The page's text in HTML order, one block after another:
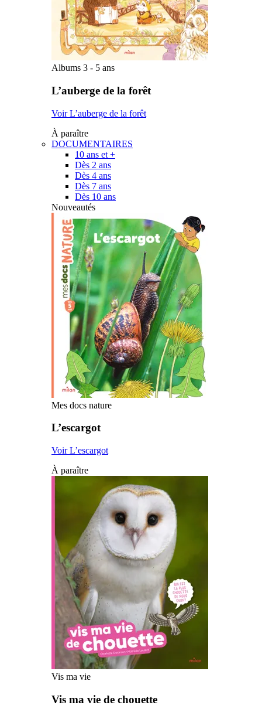
Albums 3 - 5 ans
L’auberge de la forêt
Voir L’auberge de la forêt
À paraître
DOCUMENTAIRES
10 ans et +
Dès 2 ans
Dès 4 ans
Dès 7 ans
Dès 10 ans
Nouveautés
Mes docs nature
L’escargot
Voir L’escargot
À paraître
Vis ma vie
Vis ma vie de chouette